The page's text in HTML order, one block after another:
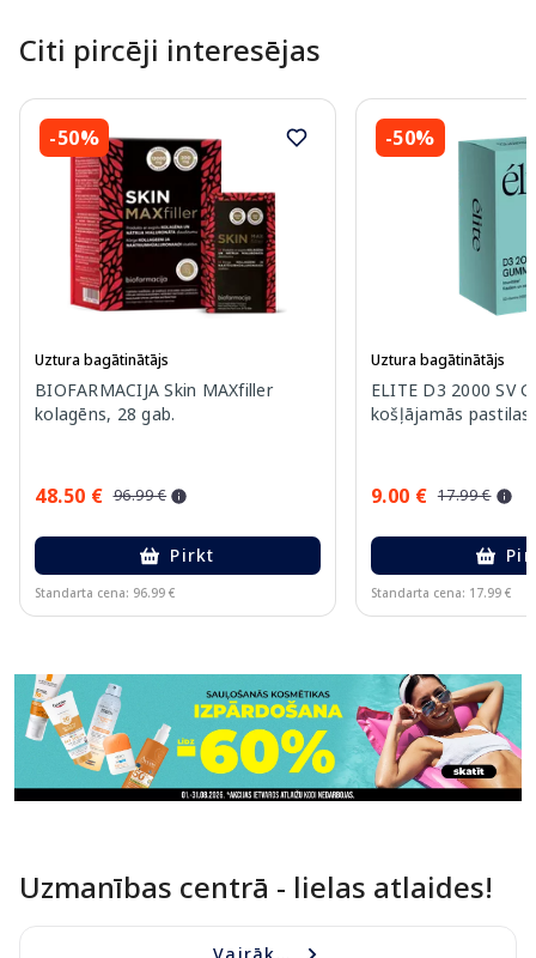
Citi pircēji interesējas
-50%
Uztura bagātinātājs
BIOFARMACIJA Skin MAXfiller
kolagēns, 28 gab.
48.50 € 96.99 €
Pirkt
Standarta cena: 96.99 €
-50%
Uztura bagātinātājs
ELITE D3 2000 SV
košļājamās
9.00 € 17.99 €
Standarta cena: 17.99 €
Uzmanības centrā - lielas atlaides!